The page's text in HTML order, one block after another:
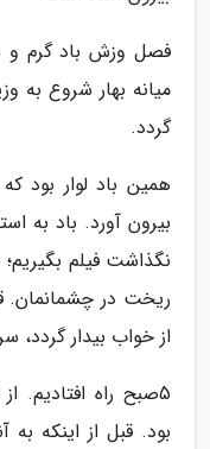
فصل وزش باد گرم و
میانه بهار شروع به
گردد.
همین باد لوار بود
بیرون آورد. باد به
نگذاشت فیلم
ریخت در چشمانمان.
از خواب بیدار گردد،
بود. قبل از اینکه